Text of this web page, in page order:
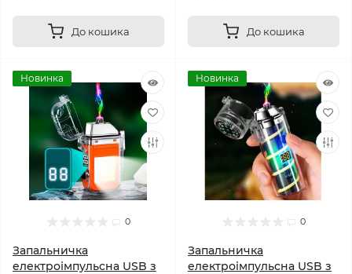
До кошика До кошика
Новинка
0
Запальничка
електроімпульсна USB з
Новинка
0
Запальничка
електроімпульсна USB з